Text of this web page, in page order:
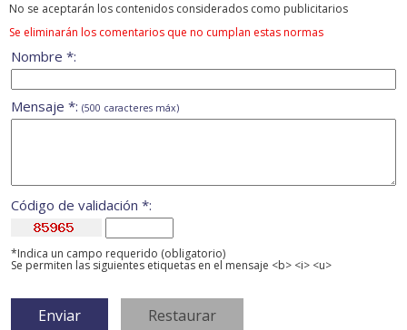
No se aceptarán los contenidos considerados como publicitarios
Se eliminarán los comentarios que no cumplan estas normas
Nombre *:
Mensaje *: (500 caracteres máx)
Código de validación *:
*Indica un campo requerido (obligatorio)
Se permiten las siguientes etiquetas en el mensaje <b> <i> <u>